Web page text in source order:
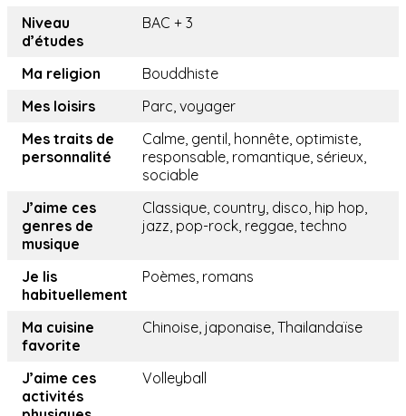
Niveau
d’études
BAC + 3
Ma religion
Bouddhiste
Mes loisirs
Parc, voyager
Mes traits de
personnalité
Calme, gentil, honnête, optimiste,
responsable, romantique, sérieux,
sociable
J’aime ces
genres de
musique
Classique, country, disco, hip hop,
jazz, pop-rock, reggae, techno
Je lis
habituellement
Poèmes, romans
Ma cuisine
favorite
Chinoise, japonaise, Thailandaïse
J’aime ces
activités
Volleyball